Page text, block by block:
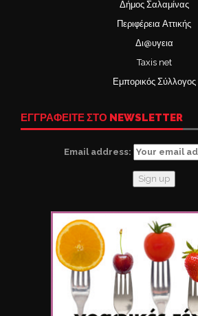
Δήμος Σαλαμίνας
Περιφέρεια Αττικής
Δι@υγεια
Taxis net
Εμπορικός Σύλλογος
ΕΓΓΡΑΦΕΙΤΕ ΣΤΟ NEWSLETTER
Email address: